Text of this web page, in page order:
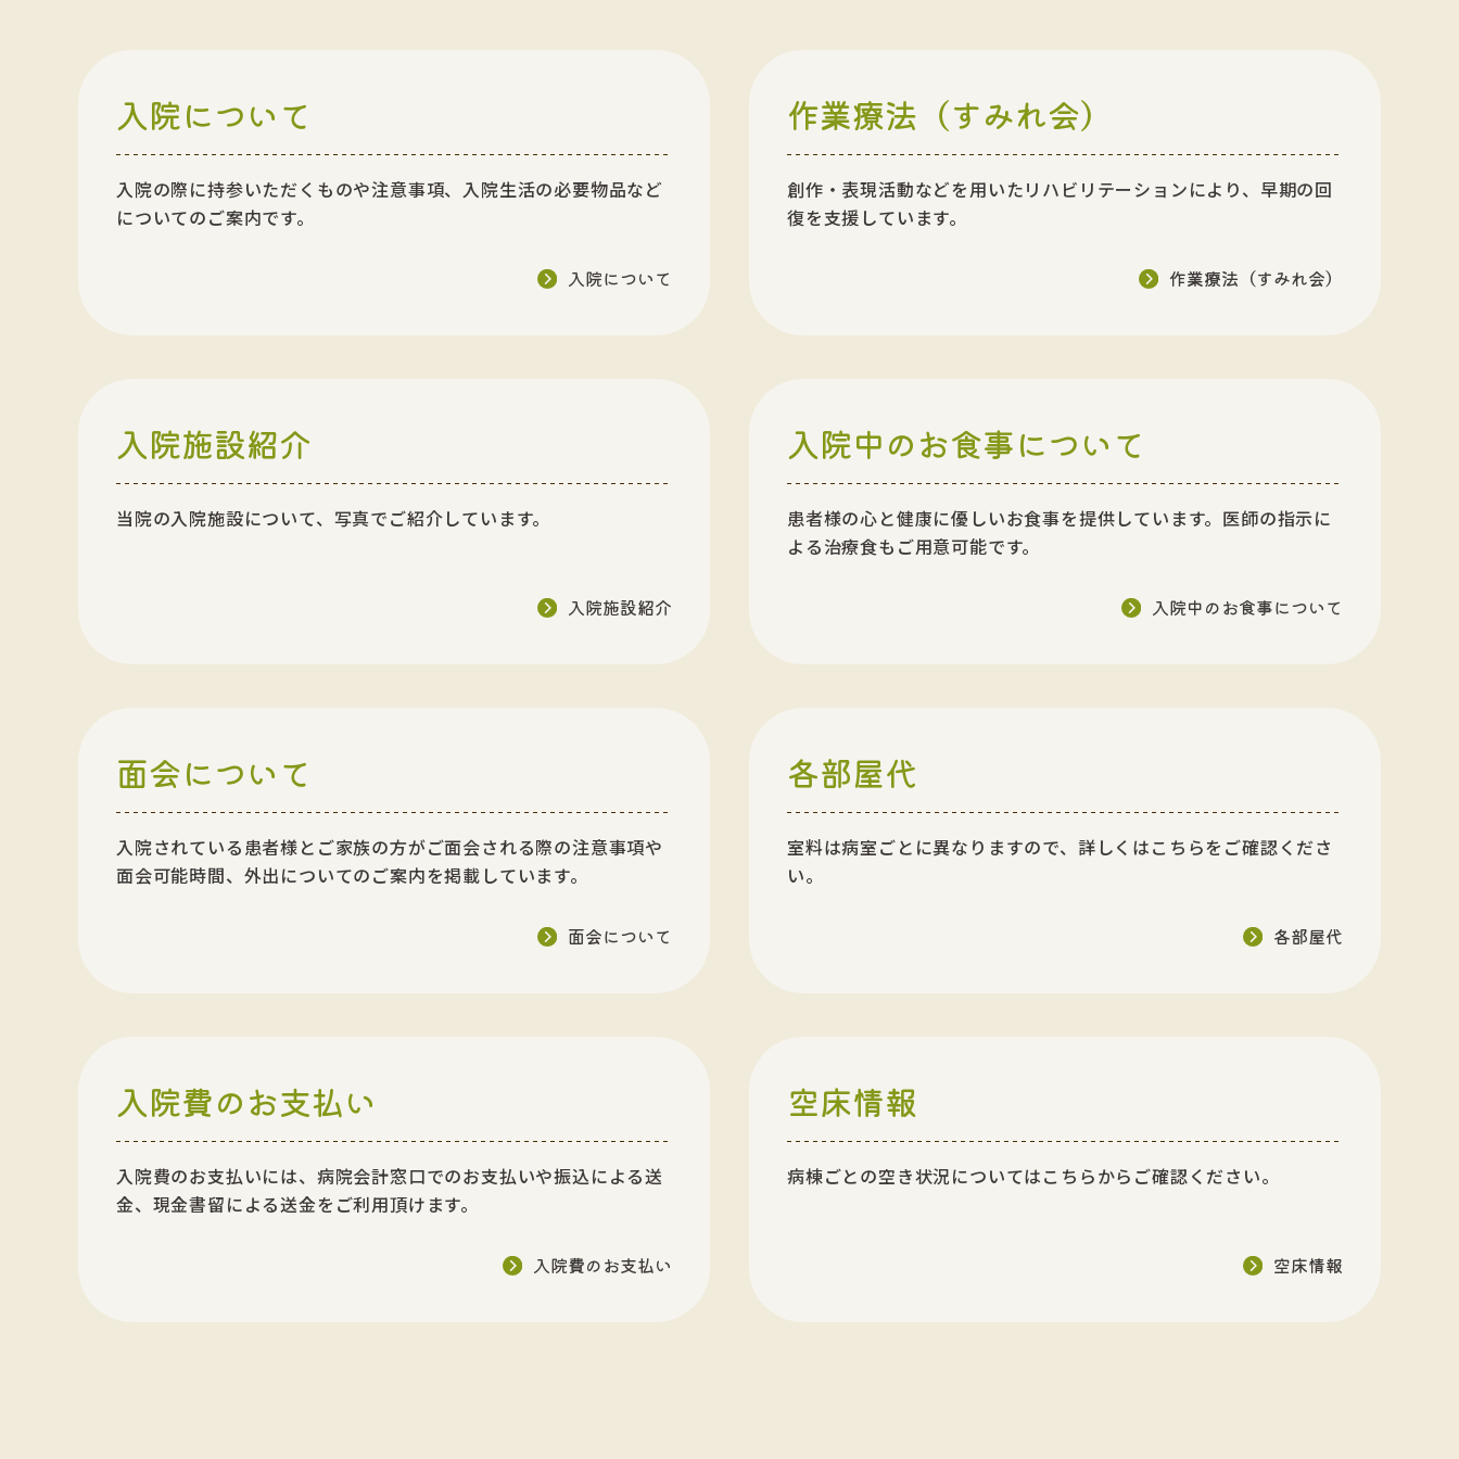
入院について
入院の際に持参いただくものや注意事項、入院生活の必要物品など
についてのご案内です。
入院について
作業療法（すみれ会）
創作・表現活動などを用いたリハビリテーションにより、早期の回
復を支援しています。
作業療法（すみれ会）
入院施設紹介
当院の入院施設について、写真でご紹介しています。
入院施設紹介
入院中のお食事について
患者様の心と健康に優しいお食事を提供しています。医師の指示に
よる治療食もご用意可能です。
入院中のお食事について
面会について
入院されている患者様とご家族の方がご面会される際の注意事項や
面会可能時間、外出についてのご案内を掲載しています。
面会について
各部屋代
室料は病室ごとに異なりますので、詳しくはこちらをご確認くださ
い。
各部屋代
入院費のお支払い
入院費のお支払いには、病院会計窓口でのお支払いや振込による送
金、現金書留による送金をご利用頂けます。
入院費のお支払い
空床情報
病棟ごとの空き状況についてはこちらからご確認ください。
空床情報